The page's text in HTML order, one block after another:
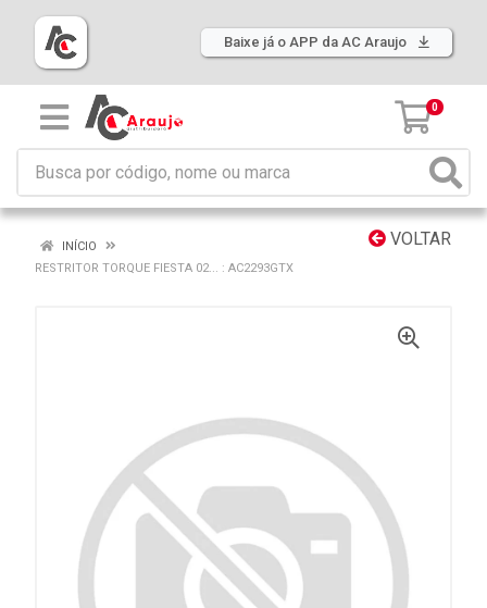
Baixe já o APP da AC Araujo
0
VOLTAR
INÍCIO
RESTRITOR TORQUE FIESTA 02... : AC2293GTX